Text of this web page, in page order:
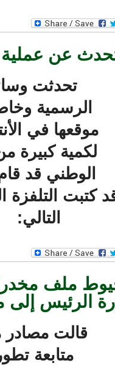
عن عملية
تحدثت
الرسمية
موقعها في
لكمية كبيرة
الوطني قد قام
التلفزة
التالي:
ملف
الرئيس إلى
قالت مصادر
متابعة